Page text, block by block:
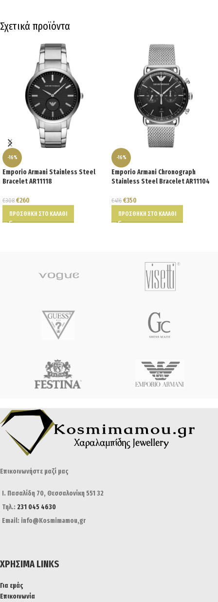
Σχετικά προϊόντα
-16%
Emporio Armani Stainless Steel
Bracelet AR11118
€308 €260
ΠΡΟΣΘΉΚΗ ΣΤΟ ΚΑΛΆΘΙ
-16%
Emporio Armani Chronograph
Stainless Steel Bracelet AR11104
€416 €350
ΠΡΟΣΘΉΚΗ ΣΤΟ ΚΑΛΆΘΙ
Επικοινωνήστε μαζί μας
Ι. Πασαλίδη 70, Θεσσαλονίκη 551 32
Τηλ.: 231 045 4630
Email: info@Kosmimamou,gr
ΧΡΉΣΙΜΑ LINKS
Για εμάς
Επικοινωνία